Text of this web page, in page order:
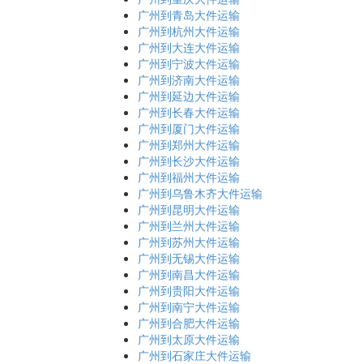
广州到青岛大件运输
广州到杭州大件运输
广州到大连大件运输
广州到宁波大件运输
广州到济南大件运输
广州到延边大件运输
广州到长春大件运输
广州到厦门大件运输
广州到郑州大件运输
广州到长沙大件运输
广州到福州大件运输
广州到乌鲁木齐大件运输
广州到昆明大件运输
广州到兰州大件运输
广州到苏州大件运输
广州到无锡大件运输
广州到南昌大件运输
广州到贵阳大件运输
广州到南宁大件运输
广州到合肥大件运输
广州到太原大件运输
广州到石家庄大件运输